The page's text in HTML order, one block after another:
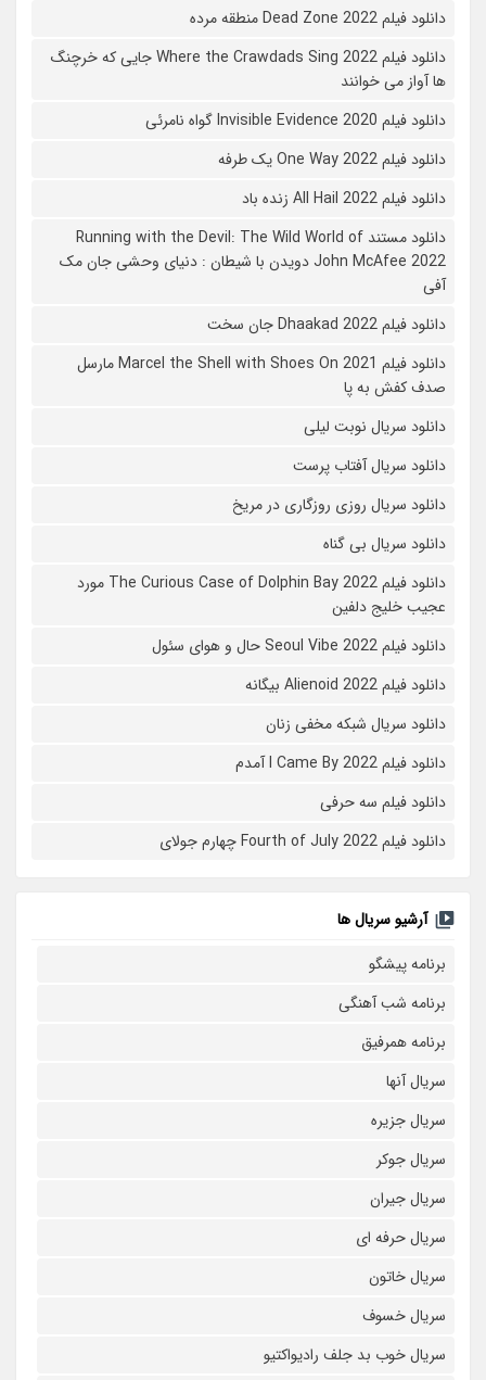
دانلود فیلم 2022 Dead Zone منطقه مرده
دانلود فیلم Where the Crawdads Sing 2022 جایی که خرچنگ
ها آواز می خوانند
دانلود فیلم 2020 Invisible Evidence گواه نامرئی
دانلود فیلم One Way 2022 یک طرفه
دانلود فیلم All Hail 2022 زنده باد
دانلود مستند Running with the Devil: The Wild World of
John McAfee 2022 دویدن با شیطان : دنیای وحشی جان مک
آفی
دانلود فیلم Dhaakad 2022 جان سخت
دانلود فیلم Marcel the Shell with Shoes On 2021 مارسل
صدف کفش به پا
دانلود سریال نوبت لیلی
دانلود سریال آفتاب پرست
دانلود سریال روزی روزگاری در مریخ
دانلود سریال بی گناه
دانلود فیلم The Curious Case of Dolphin Bay 2022 مورد
عجیب خلیج دلفین
دانلود فیلم Seoul Vibe 2022 حال و هوای سئول
دانلود فیلم Alienoid 2022 بیگانه
دانلود سریال شبکه مخفی زنان
دانلود فیلم I Came By 2022 آمدم
دانلود فیلم سه حرفی
دانلود فیلم Fourth of July 2022 چهارم جولای
آرشیو سریال ها
برنامه پیشگو
برنامه شب آهنگی
برنامه همرفیق
سریال آنها
سریال جزیره
سریال جوکر
سریال جیران
سریال حرفه ای
سریال خاتون
سریال خسوف
سریال خوب بد جلف رادیواکتیو